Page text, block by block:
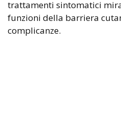
trattamenti sintomatici
funzioni della barriera
complicanze.